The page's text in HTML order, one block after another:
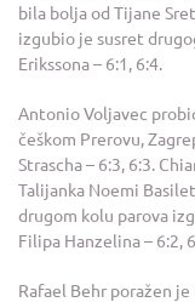
bila bolja od Tijane
izgubio je susret
Erikssona – 6:1, 6:4.
Antonio Voljavec
češkom Prerovu,
Strascha – 6:3, 6:3.
Talijanka Noemi
drugom kolu parova
Filipa Hanzelina – 6:2,
Rafael Behr poražen